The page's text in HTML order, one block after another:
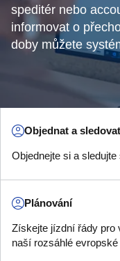
speditér nebo
informovat o
doby můžete
Objednat a sledovat
Objednejte si a
Plánování
Získejte jízdní řády pro
naší rozsáhlé